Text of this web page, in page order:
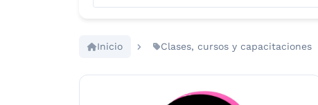
Inicio Clases, cursos y capacitaciones